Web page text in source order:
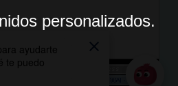
personalizados.